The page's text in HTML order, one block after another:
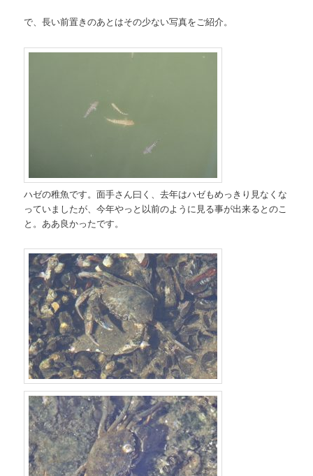
で、長い前置きのあとはその少ない写真をご紹介。
ハゼの稚魚です。面手さん曰く、去年はハゼもめっきり見なくな
っていましたが、今年やっと以前のように見る事が出来るとのこ
と。ああ良かったです。